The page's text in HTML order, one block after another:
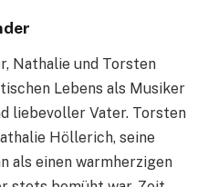
Nathalie und Torsten
Lebens als Musiker
liebevoller Vater. Torsten
Höllerich, seine
als einen warmherzigen